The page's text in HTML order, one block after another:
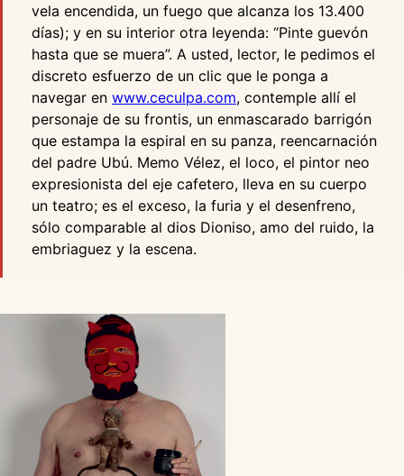
vela encendida, un fuego que alcanza los 13.400
días); y en su interior otra leyenda: “Pinte guevón
hasta que se muera”. A usted, lector, le pedimos el
discreto esfuerzo de un clic que le ponga a
navegar en www.ceculpa.com, contemple allí el
personaje de su frontis, un enmascarado barrigón
que estampa la espiral en su panza, reencarnación
del padre Ubú. Memo Vélez, el loco, el pintor neo
expresionista del eje cafetero, lleva en su cuerpo
un teatro; es el exceso, la furia y el desenfreno,
sólo comparable al dios Dioniso, amo del ruido, la
embriaguez y la escena.